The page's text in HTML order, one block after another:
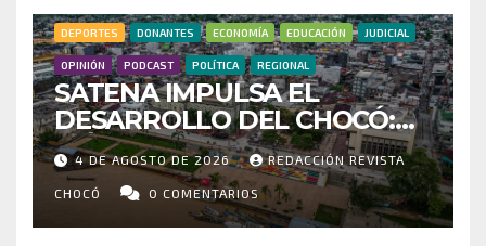
DEPORTES DONANTES ECONOMÍA EDUCACIÓN JUDICIAL
OPINIÓN PODCAST POLÍTICA REGIONAL
SATENA IMPULSA EL
DESARROLLO DEL CHOCÓ:
MÁS DE 35 MIL PASAJEROS
MOVILIZADOS Y NUEVAS
RUTAS FORTALECEN LA
CONECTIVIDAD
4 DE AGOSTO DE 2026 REDACCIÓN REVISTA
CHOCÓ 0 COMENTARIOS